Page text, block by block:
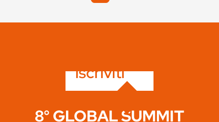
iscriviti
8° GLOBAL SUMMIT